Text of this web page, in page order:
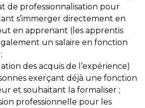
de professionnalisation pour
s’immerger directement en
en apprenant (les apprentis
un salaire en fonction
des acquis de l’expérience)
exerçant déjà une fonction
et souhaitant la formaliser ;
professionnelle pour les